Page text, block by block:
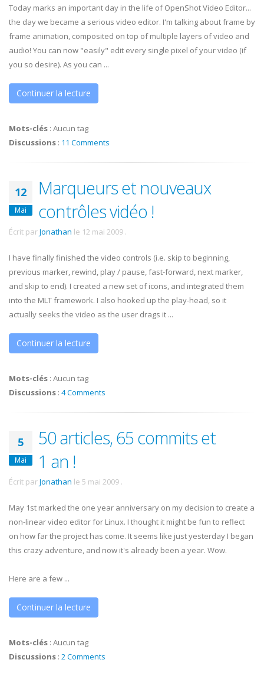
Today marks an important day in the life of OpenShot Video Editor...
the day we became a serious video editor. I'm talking about frame by
frame animation, composited on top of multiple layers of video and
audio! You can now "easily" edit every single pixel of your video (if
you so desire). As you can ...
Continuer la lecture
Mots-clés : Aucun tag
Discussions : 11 Comments
12
Mai
Marqueurs et nouveaux
contrôles vidéo !
Écrit parJonathan le 12 mai 2009 .
I have finally finished the video controls (i.e. skip to beginning,
previous marker, rewind, play / pause, fast-forward, next marker,
and skip to end). I created a new set of icons, and integrated them
into the MLT framework. I also hooked up the play-head, so it
actually seeks the video as the user drags it ...
Continuer la lecture
Mots-clés : Aucun tag
Discussions : 4 Comments
5
Mai
50 articles, 65 commits et
1 an !
Écrit parJonathan le 5 mai 2009 .
May 1st marked the one year anniversary on my decision to create a
non-linear video editor for Linux. I thought it might be fun to reflect
on how far the project has come. It seems like just yesterday I began
this crazy adventure, and now it's already been a year. Wow.
Here are a few ...
Continuer la lecture
Mots-clés : Aucun tag
Discussions : 2 Comments